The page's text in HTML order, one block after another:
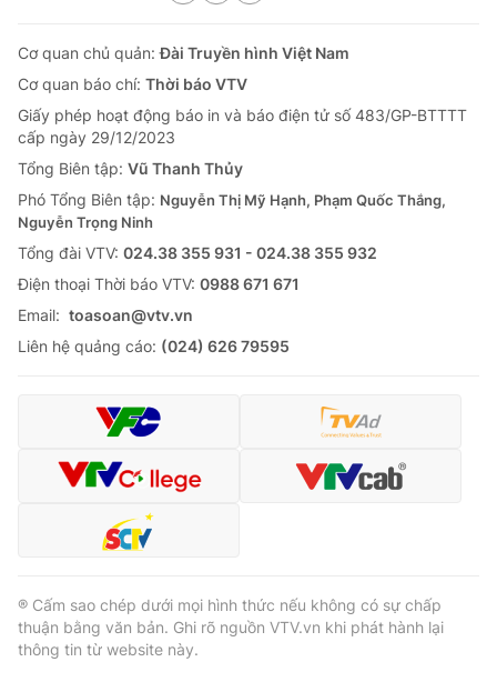
Cơ quan chủ quản:Đài Truyền hình Việt Nam
Cơ quan báo chí: Thời báo VTV
Giấy phép hoạt động báo in và báo điện tử số 483/GP-BTTTT
cấp ngày 29/12/2023
Tổng Biên tập: Vũ Thanh Thủy
Phó Tổng Biên tập: Nguyễn Thị Mỹ Hạnh, Phạm Quốc Thắng,
Nguyễn Trọng Ninh
Tổng đài VTV: 024.38 355 931 - 024.38 355 932
Ðiện thoại Thời báo VTV: 0988 671 671
Email: toasoan@vtv.vn
Liên hệ quảng cáo: (024) 626 79595
® Cấm sao chép dưới mọi hình thức nếu không có sự chấp
thuận bằng văn bản. Ghi rõ nguồn VTV.vn khi phát hành lại
thông tin từ website này.